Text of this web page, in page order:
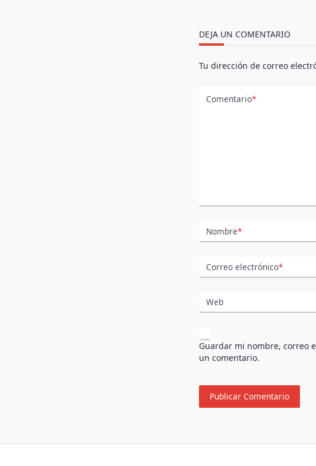
DEJA UN COMENTARIO
Tu dirección de correo
Comentario*
Nombre*
Correo electrónico*
Web
Guardar mi nombre, correo
un comentario.